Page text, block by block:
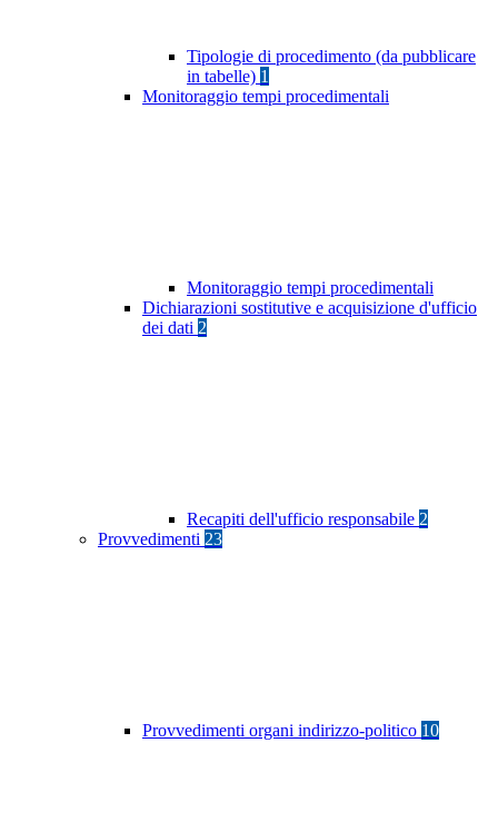
Tipologie di procedimento (da pubblicare
in tabelle) 1
Monitoraggio tempi procedimentali
Monitoraggio tempi procedimentali
Dichiarazioni sostitutive e acquisizione d'ufficio
dei dati 2
Recapiti dell'ufficio responsabile 2
Provvedimenti 23
Provvedimenti organi indirizzo-politico 10